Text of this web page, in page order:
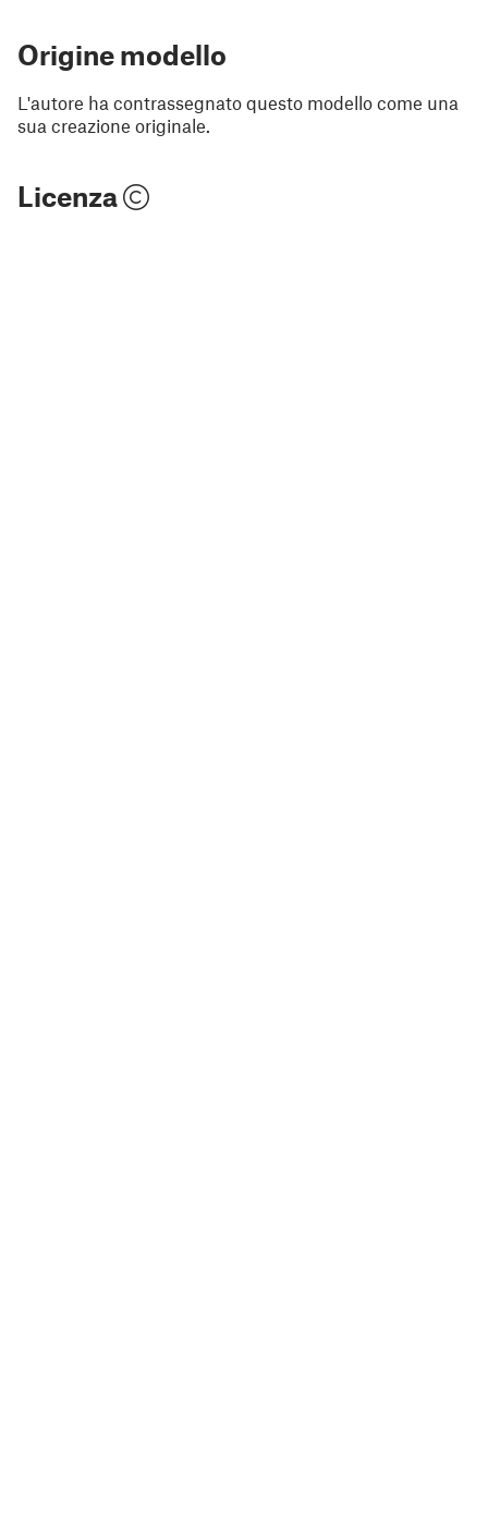
Origine modello
L'autore ha contrassegnato questo modello come una
sua creazione originale.
Licenza